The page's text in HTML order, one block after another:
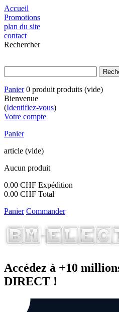
Accueil
Promotions
plan du site
contact
Rechercher
Panier 0 produit produits (vide)
Bienvenue
(Identifiez-vous)
Votre compte
Panier
article (vide)
Aucun produit
0.00 CHF Expédition
0.00 CHF Total
Panier Commander
Accédez à +10
DIRECT !